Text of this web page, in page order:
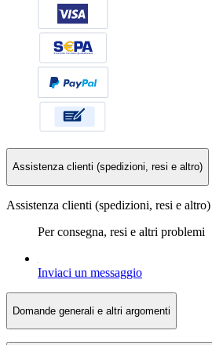
Assistenza clienti (spedizioni, resi e altro)
Assistenza clienti (spedizioni, resi e altro)
Per consegna, resi e altri problemi
Inviaci un messaggio
Domande generali e altri argomenti